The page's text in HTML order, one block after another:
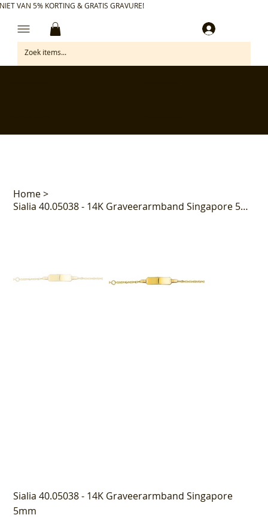
VAN 5% KORTING & GRATIS GRAVURE!
Home>
Sialia 40.05038 - 14K Graveerarmband Singapore 5mm
Sialia 40.05038 - 14K Graveerarmband Singapore
5mm